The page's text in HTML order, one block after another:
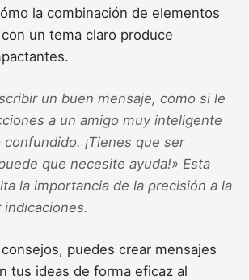
la combinación de elementos
un tema claro produce
un buen mensaje, como si le
a un amigo muy inteligente
¡Tienes que ser
que necesite ayuda!» Esta
la importancia de la precisión a la
puedes crear mensajes
tus ideas de forma eficaz al